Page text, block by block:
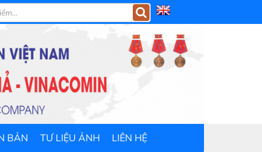
BẢN TƯ LIỆU ẢNH LIÊN HỆ